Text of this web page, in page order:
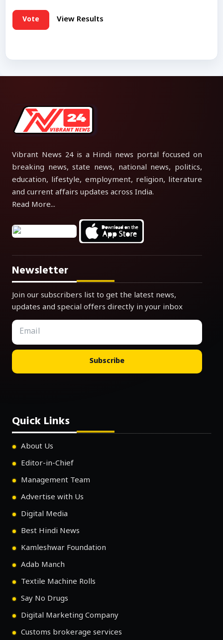
Vote View Results
Vibrant News 24 is a Hindi news portal focused on
breaking news, state news, national news, politics,
education, lifestyle, employment, religion, literature
and current affairs updates across India.
Read More...
Newsletter
Join our subscribers list to get the latest news,
updates and special offers directly in your inbox
Subscribe
Quick Links
About Us
Editor-in-Chief
Management Team
Advertise with Us
Digital Media
Best Hindi News
Kamleshwar Foundation
Adab Manch
Textile Machine Rolls
Say No Drugs
Digital Marketing Company
Customs brokerage services